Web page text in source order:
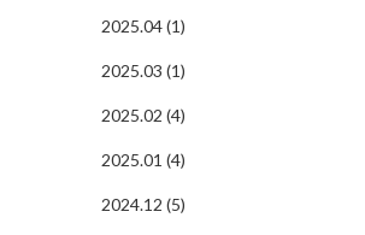
2025.04 (1)
2025.03 (1)
2025.02 (4)
2025.01 (4)
2024.12 (5)